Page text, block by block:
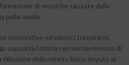
di vesciche causate dallo
pelle umida.
contenitive ed elastici traspiranti,
, supporta l’atleta nel mantenimento di
dello stress fisico dovuto ai